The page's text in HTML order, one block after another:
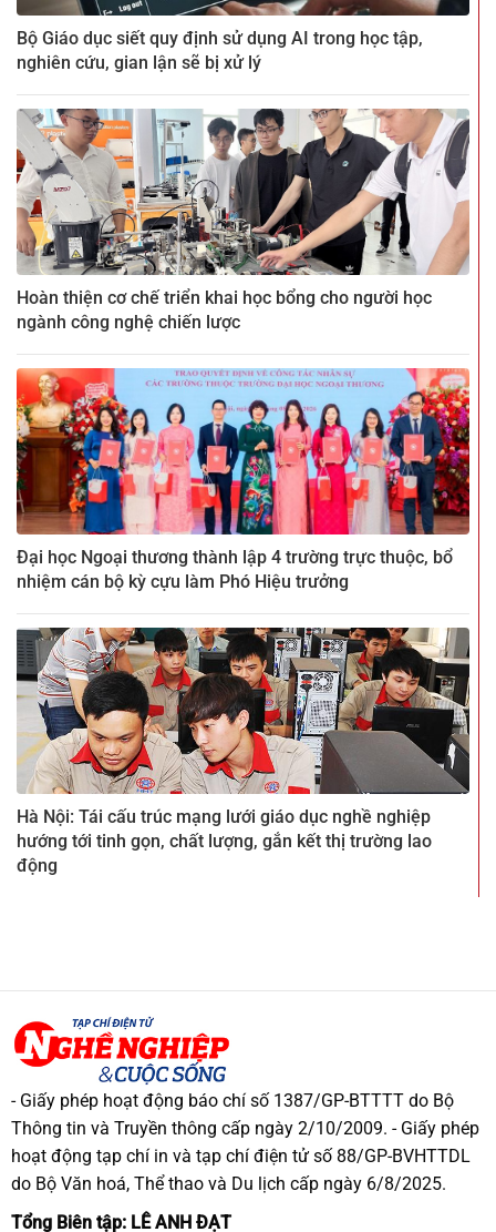
Bộ Giáo dục siết quy định sử dụng AI trong học tập,
nghiên cứu, gian lận sẽ bị xử lý
Hoàn thiện cơ chế triển khai học bổng cho người học
ngành công nghệ chiến lược
Đại học Ngoại thương thành lập 4 trường trực thuộc, bổ
nhiệm cán bộ kỳ cựu làm Phó Hiệu trưởng
Hà Nội: Tái cấu trúc mạng lưới giáo dục nghề nghiệp
hướng tới tinh gọn, chất lượng, gắn kết thị trường lao
động
- Giấy phép hoạt động báo chí số 1387/GP-BTTTT do Bộ
Thông tin và Truyền thông cấp ngày 2/10/2009. - Giấy phép
hoạt động tạp chí in và tạp chí điện tử số 88/GP-BVHTTDL
do Bộ Văn hoá, Thể thao và Du lịch cấp ngày 6/8/2025.
Tổng Biên tập: LÊ ANH ĐẠT